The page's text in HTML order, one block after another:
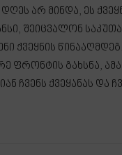
არ მინდა, ეს
შეიცვალონ
ქვეყნის
ფრონტის გახსნა,
ჩვენს ქვეყანას და